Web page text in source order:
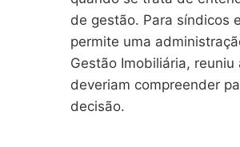
de gestão. Para síndicos
permite uma
Gestão Imobiliária,
deveriam compreender
decisão.